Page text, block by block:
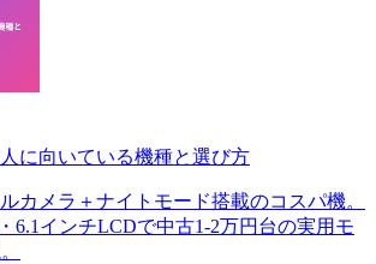
に向いている機種と選び方
カメラ＋ナイトモード搭載のコスパ機。
6.1インチLCDで中古1-2万円台の実用モ